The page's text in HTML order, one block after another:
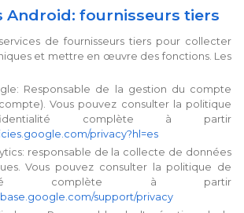
Android: fournisseurs tiers
de fournisseurs tiers pour collecter
et mettre en œuvre des fonctions. Les
Responsable de la gestion du compte
Vous pouvez consulter la politique
complète à partir
privacy?hl=es
responsable de la collecte de données
Vous pouvez consulter la politique de
complète à partir
support/privacy